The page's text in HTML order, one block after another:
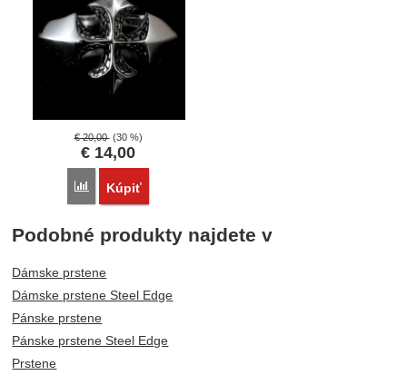
€20,00 (30 %)
€ 14,00
Porovnať
Kúpiť
Podobné produkty najdete v
Dámske prstene
Dámske prstene Steel Edge
Pánske prstene
Pánske prstene Steel Edge
Prstene